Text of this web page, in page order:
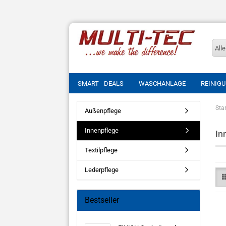
Alle
SMART - DEALS WASCHANLAGE
Außenpflege
Innenpflege
Textilpflege
Lederpflege
Bestseller